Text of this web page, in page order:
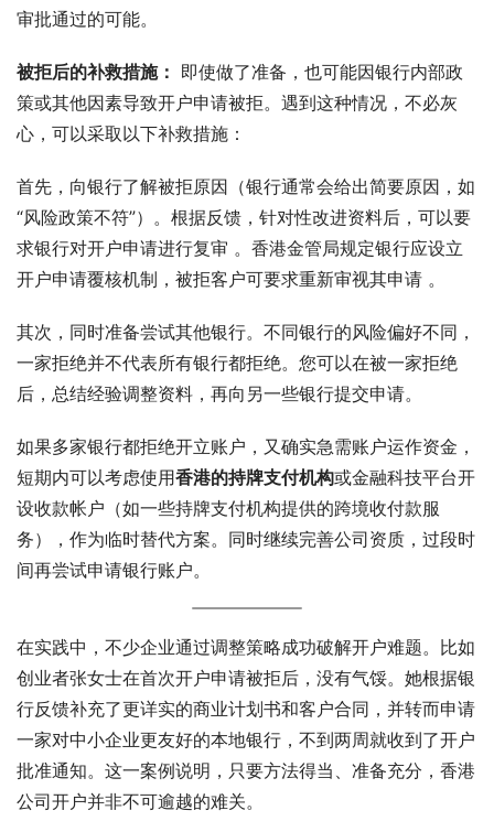
审批通过的可能。
被拒后的补救措施： 即使做了准备，也可能因银行内部政
策或其他因素导致开户申请被拒。遇到这种情况，不必灰
心，可以采取以下补救措施：
首先，向银行了解被拒原因（银行通常会给出简要原因，如
“风险政策不符”）。根据反馈，针对性改进资料后，可以要
求银行对开户申请进行复审 。香港金管局规定银行应设立
开户申请覆核机制，被拒客户可要求重新审视其申请 。
其次，同时准备尝试其他银行。不同银行的风险偏好不同，
一家拒绝并不代表所有银行都拒绝。您可以在被一家拒绝
后，总结经验调整资料，再向另一些银行提交申请。
如果多家银行都拒绝开立账户，又确实急需账户运作资金，
短期内可以考虑使用香港的持牌支付机构或金融科技平台开
设收款帐户（如一些持牌支付机构提供的跨境收付款服
务），作为临时替代方案。同时继续完善公司资质，过段时
间再尝试申请银行账户。
在实践中，不少企业通过调整策略成功破解开户难题。比如
创业者张女士在首次开户申请被拒后，没有气馁。她根据银
行反馈补充了更详实的商业计划书和客户合同，并转而申请
一家对中小企业更友好的本地银行，不到两周就收到了开户
批准通知。这一案例说明，只要方法得当、准备充分，香港
公司开户并非不可逾越的难关。